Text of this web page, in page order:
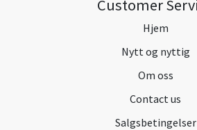
Customer
Hjem
Nytt og nyttig
Om oss
Contact us
Salgsbetingelser